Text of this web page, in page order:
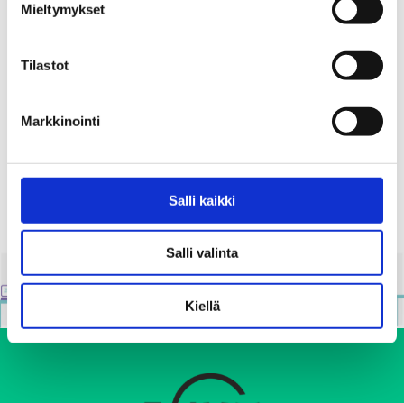
Mieltymykset
Tilastot
Markkinointi
Salli kaikki
Salli valinta
Kiellä